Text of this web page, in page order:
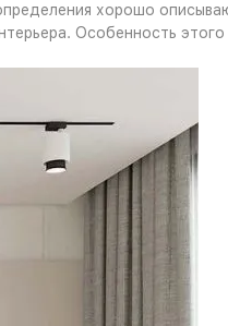
хорошо
Особенность этого